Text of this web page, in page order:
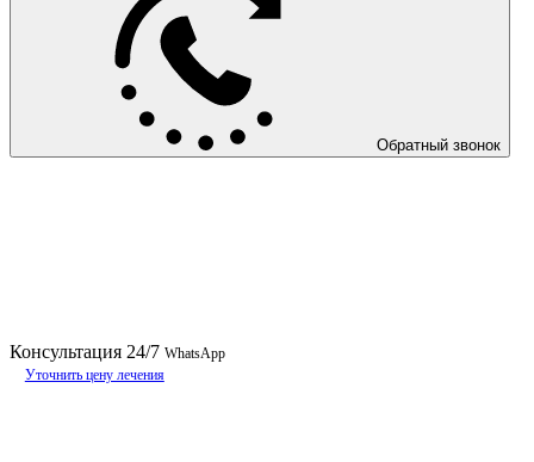
Обратный звонок
Консультация 24/7 WhatsApp
Уточнить цену лечения